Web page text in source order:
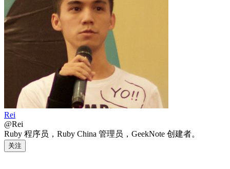
Rei
@Rei
Ruby 程序员，Ruby China 管理员，GeekNote 创建者。
关注